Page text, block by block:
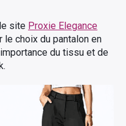
site Proxie Elegance
choix du pantalon en
du tissu et de